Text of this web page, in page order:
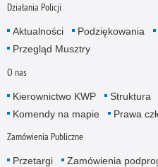
Działania Policji
Aktualności Podziękowania
Przegląd Musztry
O nas
Kierownictwo KWP Struktura
Komendy na mapie
Prawa
Zamówienia Publiczne
Przetargi Zamówienia